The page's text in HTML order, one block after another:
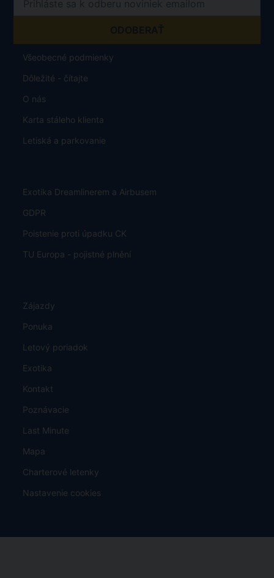
Všeobecné podmienky
Dôležité - čítajte
O nás
Karta stáleho klienta
Letiská a parkovanie
Exotika Dreamlinerem a Airbusem
GDPR
Poistenie proti úpadku CK
TU Europa - pojistné plnění
Zájazdy
Ponuka
Letový poriadok
Exotika
Kontakt
Poznávacie
Last Minute
Mapa
Charterové letenky
Nastavenie cookies